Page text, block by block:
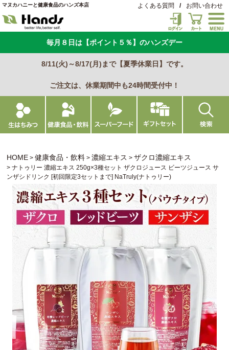
マヌカハニーと健康食品のハンズ本店 よくある質問 / お問い合わせ
毎月８日は【ポイント５％】のハンズデー
8/11(火)～8/17(月)まで【夏季休業日】です。
ご注文は、休業期間中も24時間受付中！
HOME 健康食品・飲料 濃縮エキス ザクロ濃縮エキス
ナトゥリー 濃縮エキス 250g×3種セット ザクロジュース ビーツジュース サ
ンザシドリンク [初回限定3セットまで] NaTruly(ナトゥリー)